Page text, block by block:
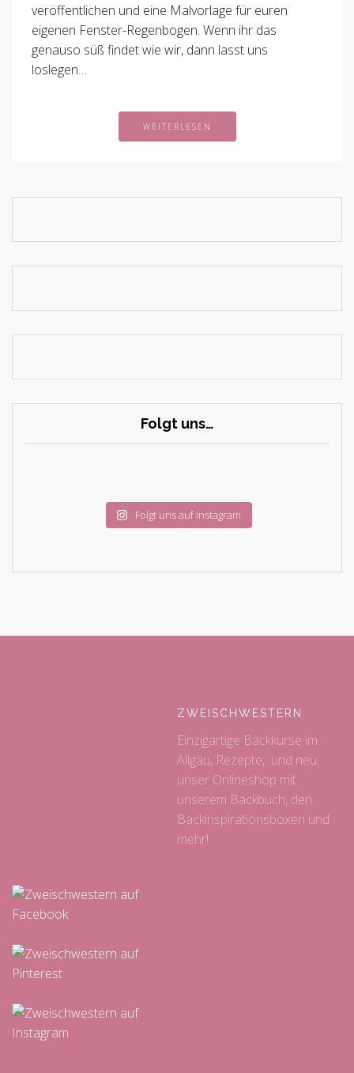
veröffentlichen und eine Malvorlage für euren
eigenen Fenster-Regenbogen. Wenn ihr das
genauso süß findet wie wir, dann lasst uns
loslegen…
WEITERLESEN
Folgt uns…
Folgt uns auf Instagram
ZWEISCHWESTERN
Einzigartige Backkurse im
Allgäu, Rezepte, und neu:
unser Onlineshop mit
unserem Backbuch, den
Backinspirationsboxen und
mehr!